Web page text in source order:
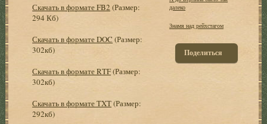
Скачать в формате FB2 (Размер:
294 Кб)
Скачать в формате DOC (Размер:
302кб)
Скачать в формате RTF(Размер:
302кб)
Скачать в формате TXT(Размер:
292кб)
далеко
Знамя над рейхстагом
Поделиться